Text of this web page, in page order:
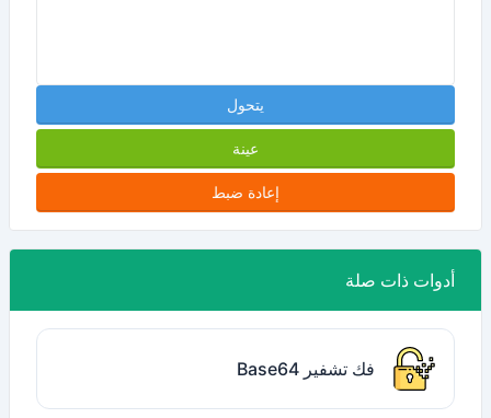
يتحول
عينة
إعادة ضبط
أدوات ذات صلة
فك تشفير Base64